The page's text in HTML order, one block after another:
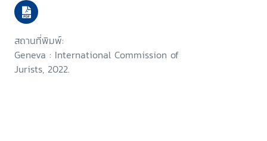
สถานที่พิมพ์:
Geneva : International Commission of
Jurists, 2022.